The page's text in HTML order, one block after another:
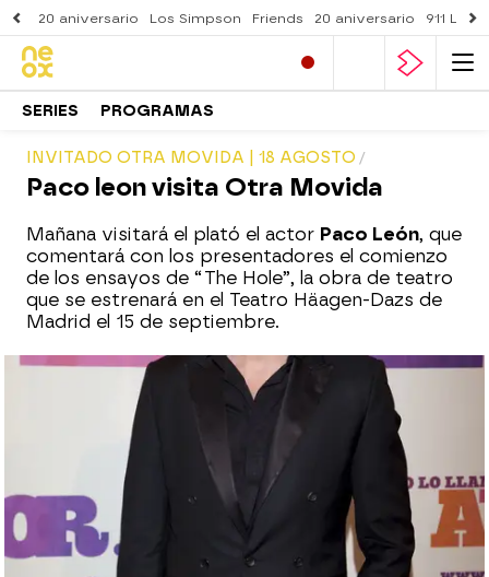
20 aniversario Los Simpson Friends 20 aniversario 911
SERIES PROGRAMAS
INVITADO OTRA MOVIDA | 18 AGOSTO
Paco leon visita Otra Movida
Mañana visitará el plató el actor Paco León, que
comentará con los presentadores el comienzo
de los ensayos de “The Hole”, la obra de teatro
que se estrenará en el Teatro Häagen-Dazs de
Madrid el 15 de septiembre.